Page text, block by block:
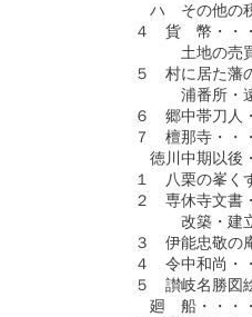
ハ　その他の
４　貨　幣・・
土地の売
５　村に居た藩
浦番所・遠
６　郷中帯刀人
７　檀那寺・・
徳川中期以後
１　八栗の峯く
２　専休寺文書
改築・建立
３　伊能忠敬の
４　令中和尚・
５　讃岐名勝図
廻　船・・・